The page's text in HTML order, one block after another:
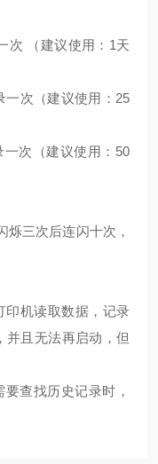
次 （建议使用：1天
一次（建议使用：25
一次（建议使用：50
烁三次后连闪十次，
印机读取数据，记录
并且无法再启动，但
查找历史记录时，